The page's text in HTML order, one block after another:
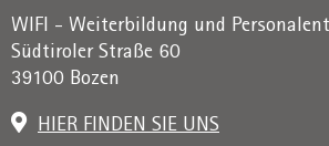
WIFI - Weiterbildung und
Südtiroler Straße 60
39100 Bozen
HIER FINDEN SIE UNS